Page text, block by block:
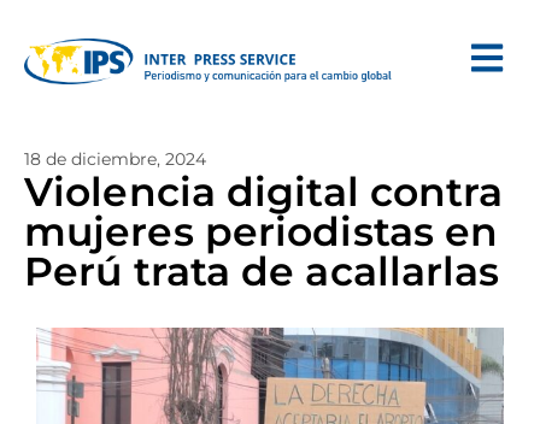
18 de diciembre, 2024
Violencia digital contra
mujeres periodistas en
Perú trata de acallarlas